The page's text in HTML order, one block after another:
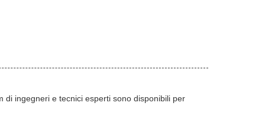
di ingegneri e tecnici esperti sono disponibili per